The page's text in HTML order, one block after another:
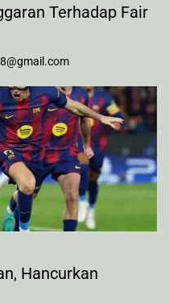
Terhadap Fair
Hancurkan